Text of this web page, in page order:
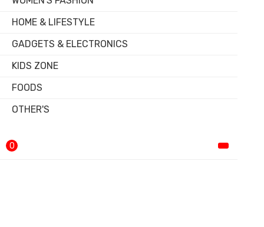
HOME & LIFESTYLE
GADGETS & ELECTRONICS
KIDS ZONE
FOODS
OTHER'S
0